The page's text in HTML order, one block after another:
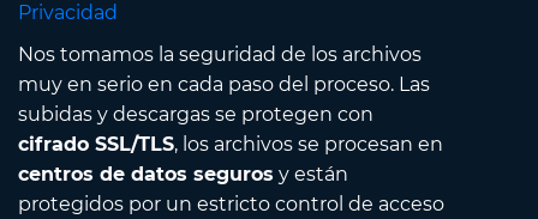
Privacidad
Nos tomamos la seguridad de los archivos
muy en serio en cada paso del proceso. Las
subidas y descargas se protegen con
cifrado SSL/TLS, los archivos se procesan en
centros de datos seguros y están
protegidos por un estricto control de acceso